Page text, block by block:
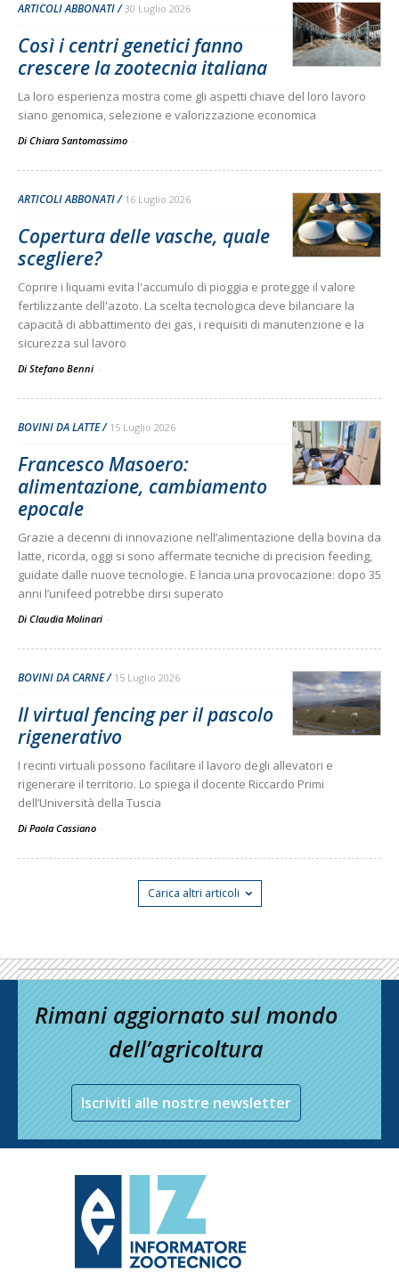
ARTICOLI ABBONATI 30 Luglio 2026
Così i centri genetici fanno
crescere la zootecnia italiana
La loro esperienza mostra come gli aspetti chiave del loro lavoro
siano genomica, selezione e valorizzazione economica
Di Chiara Santomassimo -
ARTICOLI ABBONATI 16 Luglio 2026
Copertura delle vasche, quale
scegliere?
Coprire i liquami evita l'accumulo di pioggia e protegge il valore
fertilizzante dell'azoto. La scelta tecnologica deve bilanciare la
capacità di abbattimento dei gas, i requisiti di manutenzione e la
sicurezza sul lavoro
Di Stefano Benni -
BOVINI DA LATTE 15 Luglio 2026
Francesco Masoero:
alimentazione, cambiamento
epocale
Grazie a decenni di innovazione nell’alimentazione della bovina da
latte, ricorda, oggi si sono affermate tecniche di precision feeding,
guidate dalle nuove tecnologie. E lancia una provocazione: dopo 35
anni l’unifeed potrebbe dirsi superato
Di Claudia Molinari -
BOVINI DA CARNE 15 Luglio 2026
Il virtual fencing per il pascolo
rigenerativo
I recinti virtuali possono facilitare il lavoro degli allevatori e
rigenerare il territorio. Lo spiega il docente Riccardo Primi
dell’Università della Tuscia
Di Paola Cassiano -
Carica altri articoli
Rimani aggiornato sul mondo
dell’agricoltura
Iscriviti alle nostre newsletter